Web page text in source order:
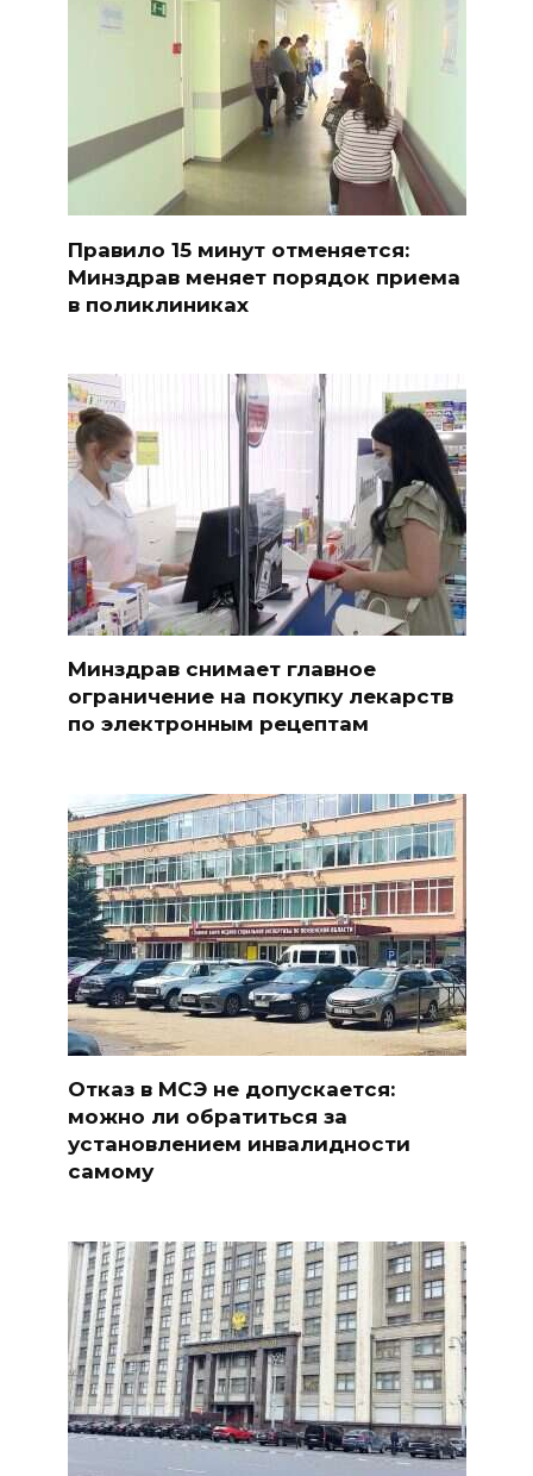
Правило 15 минут отменяется:
Минздрав меняет порядок приема
в поликлиниках
Минздрав снимает главное
ограничение на покупку лекарств
по электронным рецептам
Отказ в МСЭ не допускается:
можно ли обратиться за
установлением инвалидности
самому